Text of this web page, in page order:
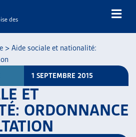
des
> Aide sociale et nationalité:
1 SEPTEMBRE 2015
ET
ORDONNANCE